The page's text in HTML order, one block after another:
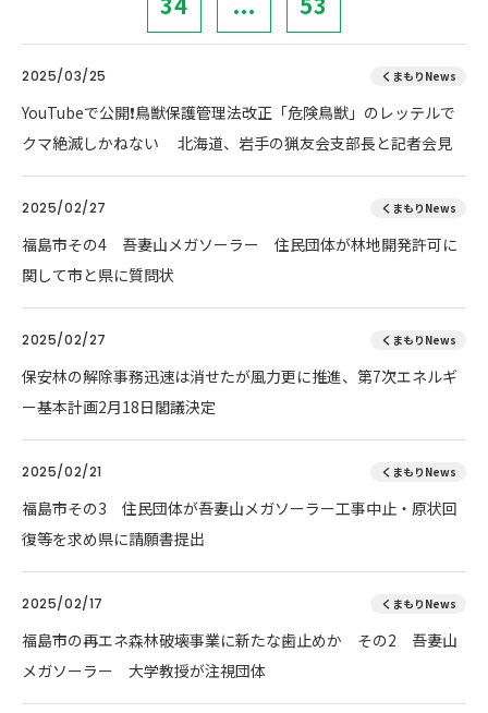
2025/03/25 くまもりNews
YouTubeで公開❗鳥獣保護管理法改正「危険鳥獣」のレッテルで
クマ絶滅しかねない 北海道、岩手の猟友会支部長と記者会見
2025/02/27 くまもりNews
福島市その4 吾妻山メガソーラー 住民団体が林地開発許可に
関して市と県に質問状
2025/02/27 くまもりNews
保安林の解除事務迅速は消せたが風力更に推進、第7次エネルギ
ー基本計画2月18日閣議決定
2025/02/21 くまもりNews
福島市その3 住民団体が吾妻山メガソーラー工事中止・原状回
復等を求め県に請願書提出
2025/02/17 くまもりNews
福島市の再エネ森林破壊事業に新たな歯止めか その2 吾妻山
メガソーラー 大学教授が注視団体